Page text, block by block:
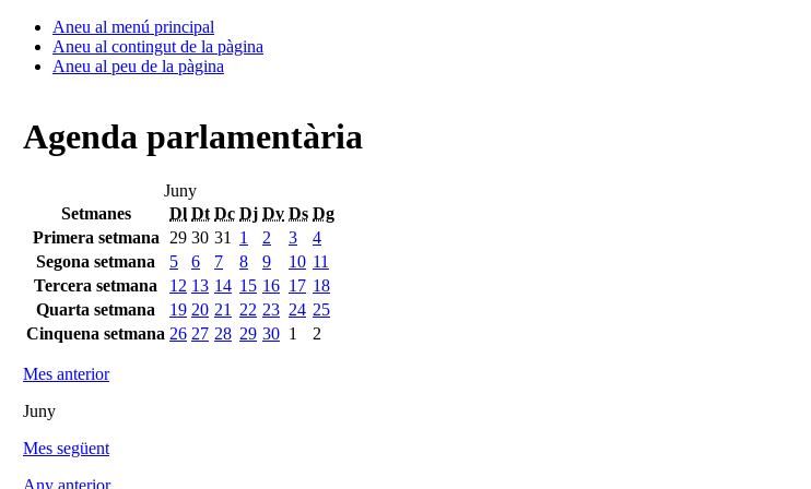
Aneu al menú principal
Aneu al contingut de la pàgina
Aneu al peu de la pàgina
Agenda parlamentària
Juny
Setmanes
Dl Dt Dc Dj Dv Ds Dg
Primera setmana
29 30 31 1 2 3
4
Segona setmana
5 6 7 8 9 10 11
Tercera setmana
12 13 14 15 16 17 18
Quarta setmana
19 20 21 22 23 24 25
Cinquena setmana 26 27 28 29 30 1 2
Mes anterior
Juny
Mes següent
Any anterior